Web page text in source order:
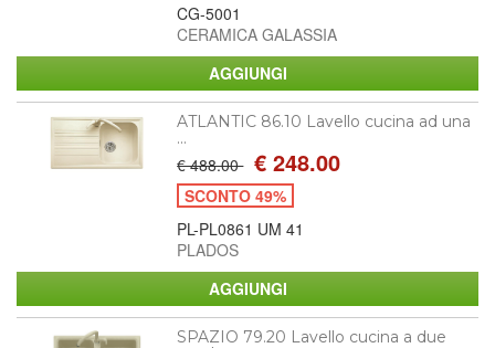
CG-5001
CERAMICA GALASSIA
ATLANTIC 86.10 Lavello cucina ad una
...
€ 488.00 € 248.00
SCONTO 49%
PL-PL0861 UM 41
PLADOS
SPAZIO 79.20 Lavello cucina a due